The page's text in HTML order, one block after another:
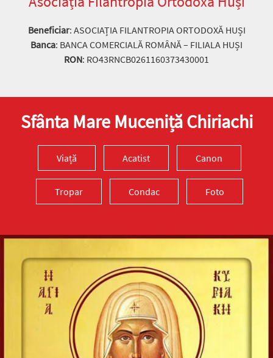
Beneficiar: ASOCIAȚIA FILANTROPIA ORTODOXĂ HUȘI
Banca: BANCA COMERCIALĂ ROMÂNĂ – FILIALA HUȘI
RON: RO43RNCB0261160373430001
Sfânta Mare Muceniță Chiriachi
Viață Acatist Canon
Tropar Condac Foto